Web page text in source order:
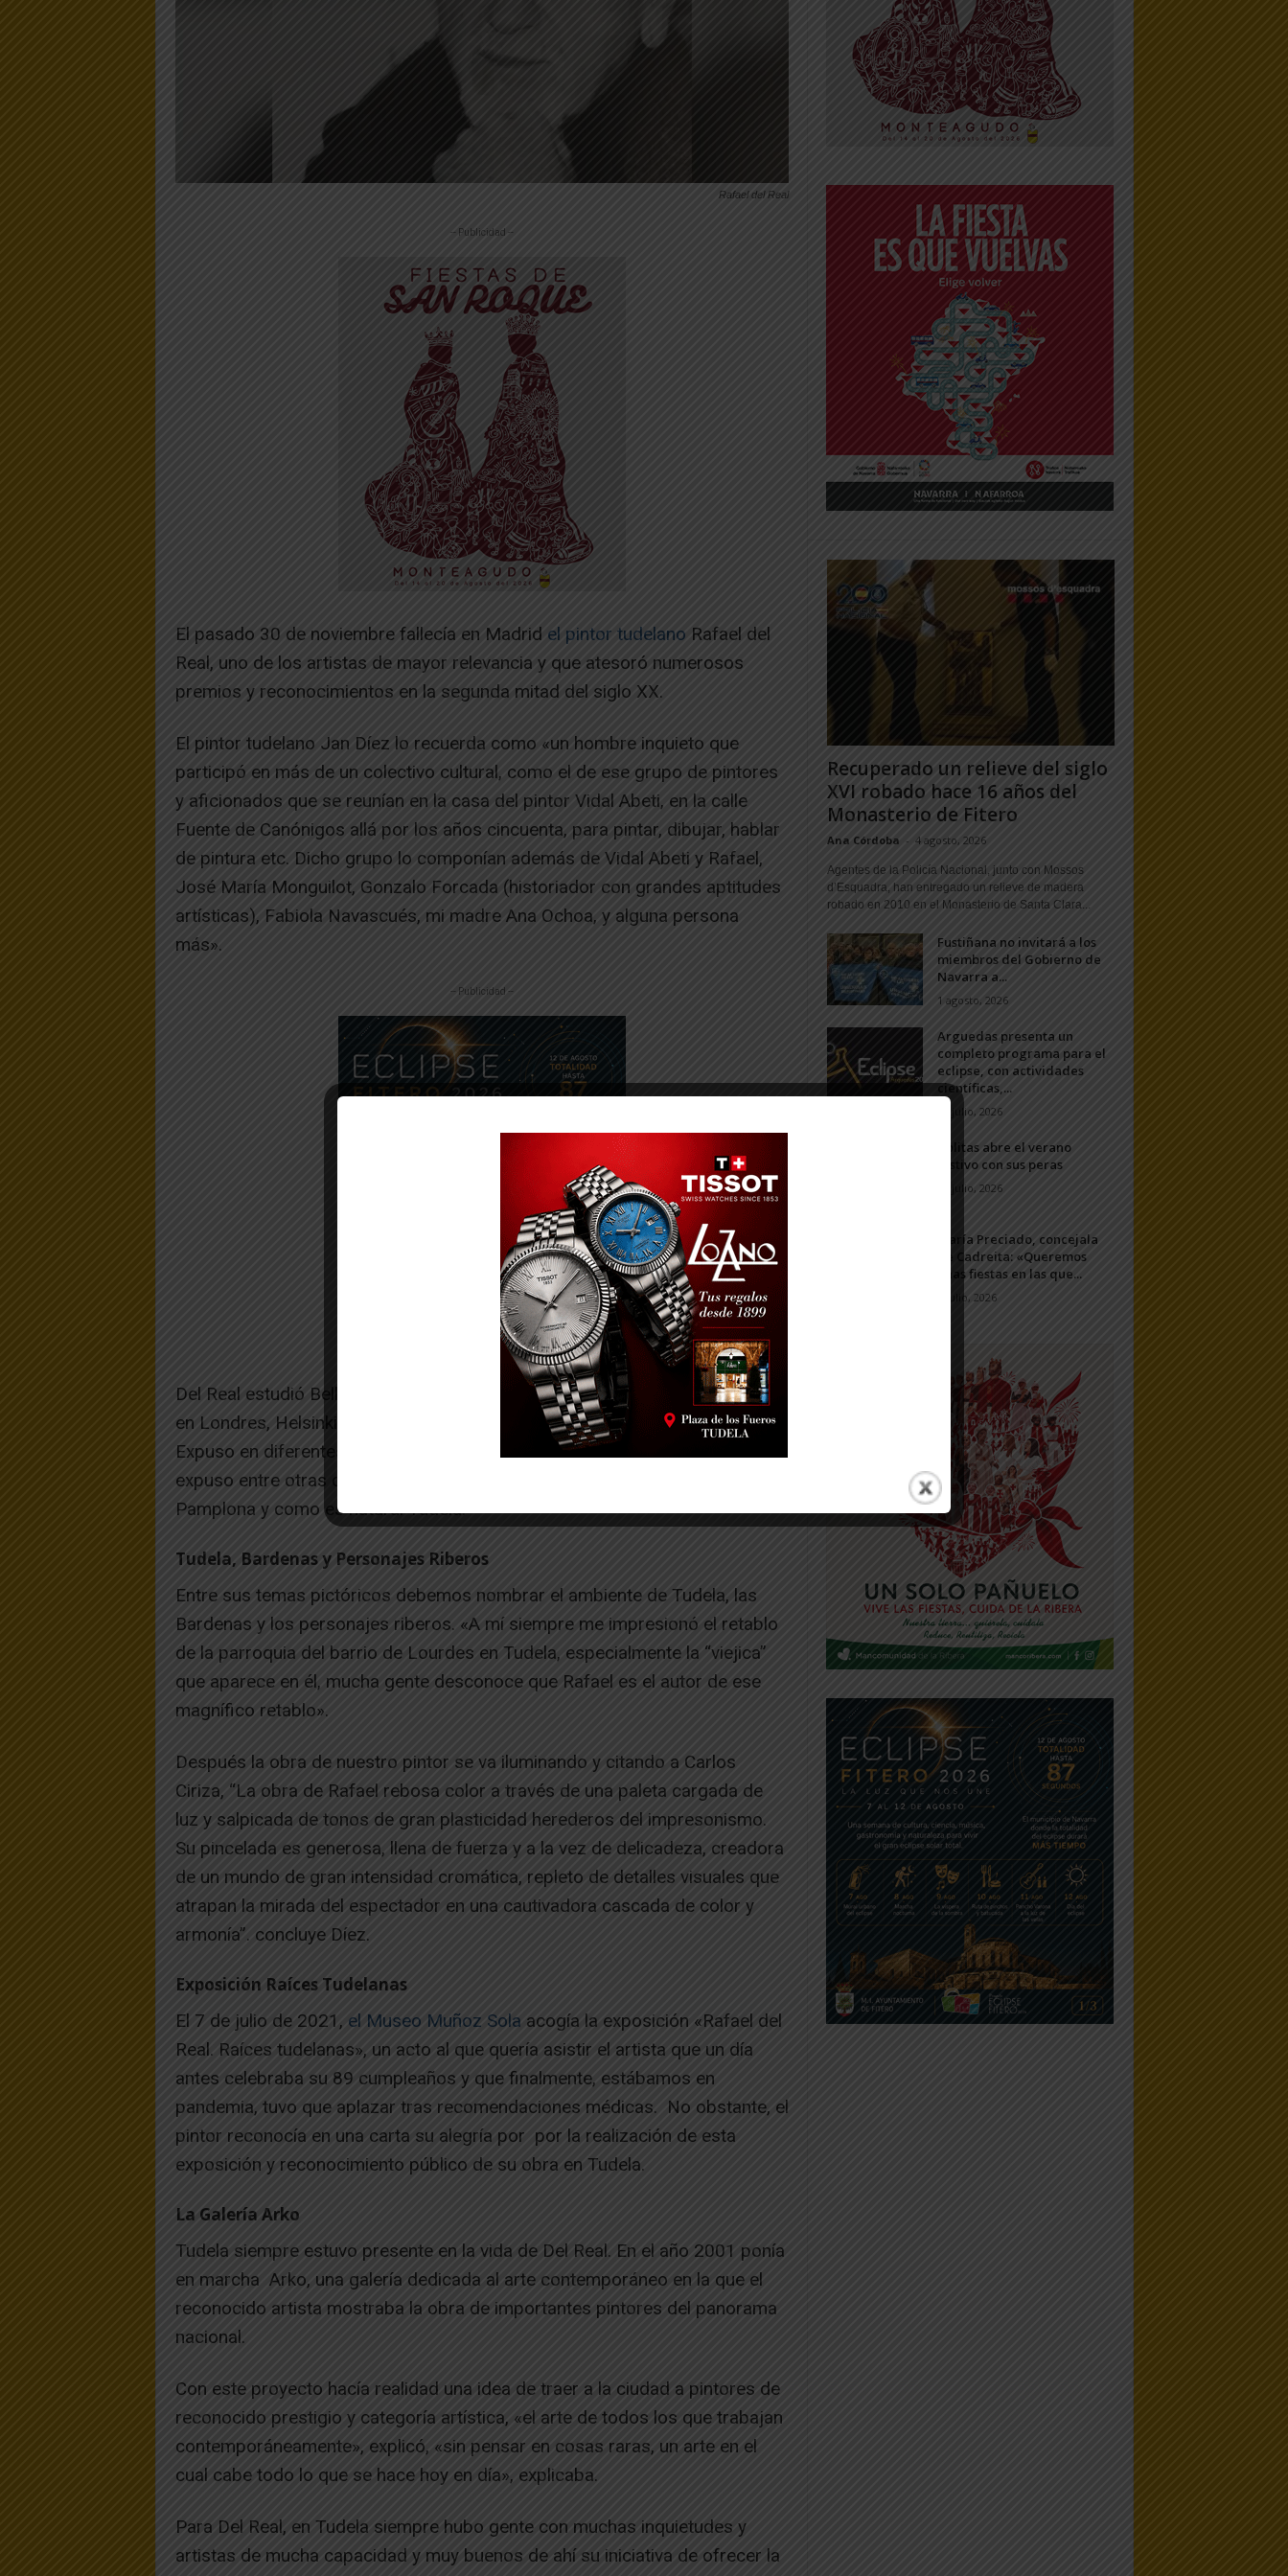
Rafael del Real
-- Publicidad --
El pasado 30 de noviembre fallecía en Madrid el pintor tudelano Rafael del
Real, uno de los artistas de mayor relevancia y que atesoró numerosos
premios y reconocimientos en la segunda mitad del siglo XX.
El pintor tudelano Jan Díez lo recuerda como «un hombre inquieto que
participó en más de un colectivo cultural, como el de ese grupo de pintores
y aficionados que se reunían en la casa del pintor Vidal Abeti, en la calle
Fuente de Canónigos allá por los años cincuenta, para pintar, dibujar, hablar
de pintura etc. Dicho grupo lo componían además de Vidal Abeti y Rafael,
José María Monguilot, Gonzalo Forcada (historiador con grandes aptitudes
artísticas), Fabiola Navascués, mi madre Ana Ochoa, y alguna persona
más».
-- Publicidad --
Del Real estudió Bellas artes en Madrid a partir de 1954 ampliando estudios
en Londres, Helsinki y en Japón donde conoció a su esposa Hatsuko.
Expuso en diferentes países, Japón, Francia, Inglaterra, Italia. En España
expuso entre otras ciudades Madrid (ciudad en la que residía), Barcelona,
Pamplona y como es natural Tudela.
Tudela, Bardenas y Personajes Riberos
Entre sus temas pictóricos debemos nombrar el ambiente de Tudela, las
Bardenas y los personajes riberos. «A mí siempre me impresionó el retablo
de la parroquia del barrio de Lourdes en Tudela, especialmente la “viejica”
que aparece en él, mucha gente desconoce que Rafael es el autor de ese
magnífico retablo».
Después la obra de nuestro pintor se va iluminando y citando a Carlos
Ciriza, “La obra de Rafael rebosa color a través de una paleta cargada de
luz y salpicada de tonos de gran plasticidad herederos del impresonismo.
Su pincelada es generosa, llena de fuerza y a la vez de delicadeza, creadora
de un mundo de gran intensidad cromática, repleto de detalles visuales que
atrapan la mirada del espectador en una cautivadora cascada de color y
armonía”. concluye Díez.
Exposición Raíces Tudelanas
El 7 de julio de 2021, el Museo Muñoz Sola acogía la exposición «Rafael del
Real. Raíces tudelanas», un acto al que quería asistir el artista que un día
antes celebraba su 89 cumpleaños y que finalmente, estábamos en
pandemia, tuvo que aplazar tras recomendaciones médicas. No obstante, el
pintor reconocía en una carta su alegría por por la realización de esta
exposición y reconocimiento público de su obra en Tudela.
La Galería Arko
Tudela siempre estuvo presente en la vida de Del Real. En el año 2001 ponía
en marcha Arko, una galería dedicada al arte contemporáneo en la que el
reconocido artista mostraba la obra de importantes pintores del panorama
nacional.
Con este proyecto hacía realidad una idea de traer a la ciudad a pintores de
reconocido prestigio y categoría artística, «el arte de todos los que tra­bajan
contemporánea­mente», explicó, «sin pensar en cosas raras, un arte en el
cual cabe todo lo que se hace hoy en día», explicaba.
Para Del Real, en Tudela siempre hubo gente con muchas in­quietudes y
artistas de mucha capa­cidad y muy buenos de ahí su iniciativa de ofrecer la
Recuperado un relieve del siglo
XVI robado hace 16 años del
Monasterio de Fitero
Ana Córdoba - 4 agosto, 2026
Agentes de la Policía Nacional, junto con Mossos
d’Esquadra, han entregado un relieve de madera
robado en 2010 en el Monasterio de Santa Clara...
Fustiñana no invitará a los
miembros del Gobierno de
Navarra a...
1 agosto, 2026
Arguedas presenta un
completo programa para el
eclipse, con actividades
científicas,...
20 julio, 2026
Ablitas abre el verano
festivo con sus peras
11 julio, 2026
María Preciado, concejala
de Cadreita: «Queremos
unas fiestas en las que...
7 julio, 2026